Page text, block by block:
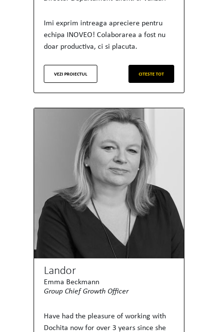
Imi exprim intreaga apreciere pentru
echipa INOVEO! Colaborarea a fost nu
doar productiva, ci si placuta.
VEZI PROIECTUL CITESTE TOT
Landor
Emma Beckmann
Group Chief Growth Officer
Have had the pleasure of working with
Dochita now for over 3 years since she